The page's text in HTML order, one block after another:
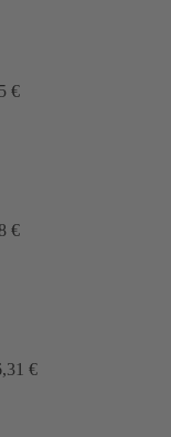
€
€
€